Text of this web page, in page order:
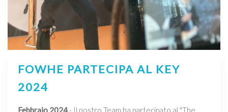
FOWHE PARTECIPA AL KEY
2024
Febbraio 2024- Il nostro Team ha partecipato al "The